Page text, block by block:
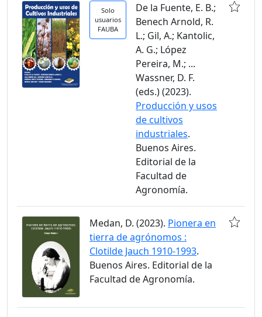
Solo
usuarios
FAUBA
De la Fuente, E. B.;
Benech Arnold, R.
L.; Gil, A.; Kantolic,
A. G.; López
Pereira, M.; ...
Wassner, D. F.
(eds.) (2023).
Producción y usos
de cultivos
industriales.
Buenos Aires.
Editorial de la
Facultad de
Agronomía.
Medan, D. (2023). Pionera en
tierra de agrónomos :
Clotilde Jauch 1910-1993.
Buenos Aires. Editorial de la
Facultad de Agronomía.